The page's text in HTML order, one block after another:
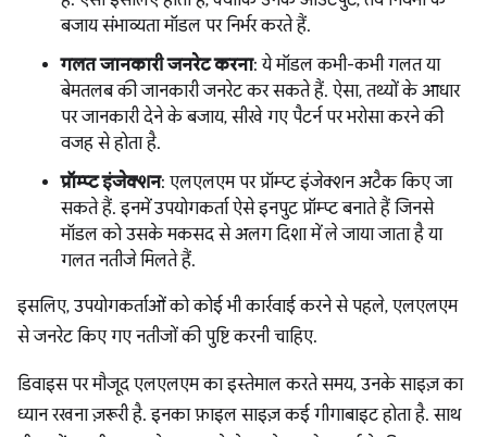
बजाय संभाव्यता मॉडल पर निर्भर करते हैं.
गलत जानकारी जनरेट करना: ये मॉडल कभी-कभी गलत या
बेमतलब की जानकारी जनरेट कर सकते हैं. ऐसा, तथ्यों के आधार
पर जानकारी देने के बजाय, सीखे गए पैटर्न पर भरोसा करने की
वजह से होता है.
प्रॉम्प्ट इंजेक्शन: एलएलएम पर प्रॉम्प्ट इंजेक्शन अटैक किए जा
सकते हैं. इनमें उपयोगकर्ता ऐसे इनपुट प्रॉम्प्ट बनाते हैं जिनसे
मॉडल को उसके मकसद से अलग दिशा में ले जाया जाता है या
गलत नतीजे मिलते हैं.
इसलिए, उपयोगकर्ताओं को कोई भी कार्रवाई करने से पहले, एलएलएम
से जनरेट किए गए नतीजों की पुष्टि करनी चाहिए.
डिवाइस पर मौजूद एलएलएम का इस्तेमाल करते समय, उनके साइज़ का
ध्यान रखना ज़रूरी है. इनका फ़ाइल साइज़ कई गीगाबाइट होता है. साथ